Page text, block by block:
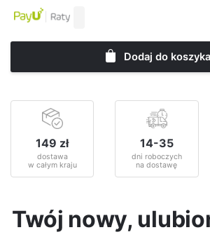
Dodaj do koszyka
149 zł
dostawa
w całym kraju
14-35
dni roboczych
na dostawę
Twój nowy,